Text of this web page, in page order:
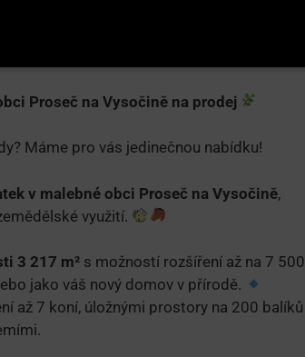
Proseč na Vysočině na prodej
Máme pro vás jedinečnou nabídku!
v malebné obci Proseč na Vysočině,
využití.
3 217 m²s možností rozšíření až na 7 500
jako váš nový domov v přírodě.
až 7 koní, úložnými prostory na 200 balíků